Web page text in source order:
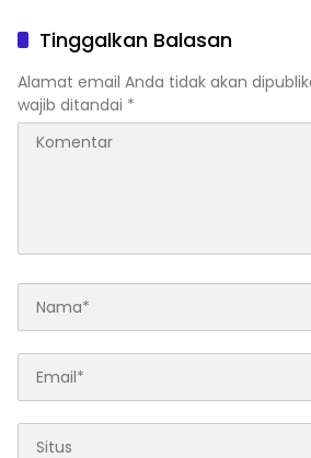
UsahaTinggalkan Balasan
Alamat email Anda tidak akan
wajib ditandai *